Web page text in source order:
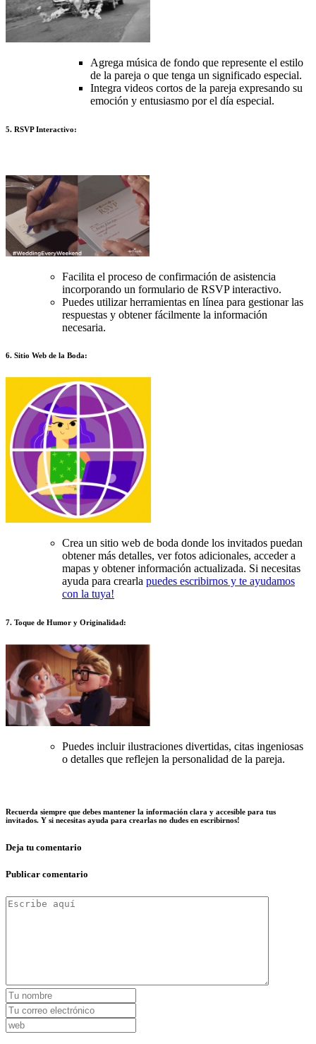
Agrega música de fondo que represente el estilo
de la pareja o que tenga un significado especial.
Integra videos cortos de la pareja expresando su
emoción y entusiasmo por el día especial.
5. RSVP Interactivo:
Facilita el proceso de confirmación de asistencia
incorporando un formulario de RSVP interactivo.
Puedes utilizar herramientas en línea para gestionar las
respuestas y obtener fácilmente la información
necesaria.
6. Sitio Web de la Boda:
Crea un sitio web de boda donde los invitados puedan
obtener más detalles, ver fotos adicionales, acceder a
mapas y obtener información actualizada. Si necesitas
ayuda para crearla puedes escribirnos y te ayudamos
con la tuya!
7. Toque de Humor y Originalidad:
Puedes incluir ilustraciones divertidas, citas ingeniosas
o detalles que reflejen la personalidad de la pareja.
Recuerda siempre que debes mantener la información clara y accesible para tus
invitados. Y si necesitas ayuda para crearlas no dudes en escribirnos!
Deja tu comentario
Publicar comentario